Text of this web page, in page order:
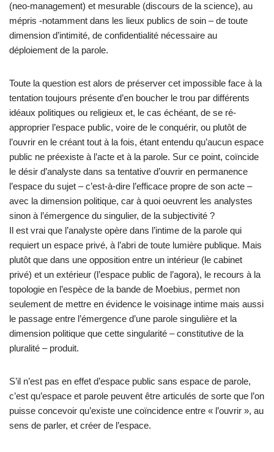
(neo-management) et mesurable (discours de la science), au
mépris -notamment dans les lieux publics de soin – de toute
dimension d’intimité, de confidentialité nécessaire au
déploiement de la parole.
Toute la question est alors de préserver cet impossible face à la
tentation toujours présente d’en boucher le trou par différents
idéaux politiques ou religieux et, le cas échéant, de se ré-
approprier l’espace public, voire de le conquérir, ou plutôt de
l’ouvrir en le créant tout à la fois, étant entendu qu’aucun espace
public ne préexiste à l’acte et à la parole. Sur ce point, coïncide
le désir d’analyste dans sa tentative d’ouvrir en permanence
l’espace du sujet – c’est-à-dire l’efficace propre de son acte –
avec la dimension politique, car à quoi oeuvrent les analystes
sinon à l’émergence du singulier, de la subjectivité ?
Il est vrai que l’analyste opère dans l’intime de la parole qui
requiert un espace privé, à l’abri de toute lumière publique. Mais
plutôt que dans une opposition entre un intérieur (le cabinet
privé) et un extérieur (l’espace public de l’agora), le recours à la
topologie en l’espèce de la bande de Moebius, permet non
seulement de mettre en évidence le voisinage intime mais aussi
le passage entre l’émergence d’une parole singulière et la
dimension politique que cette singularité – constitutive de la
pluralité – produit.
S’il n’est pas en effet d’espace public sans espace de parole,
c’est qu’espace et parole peuvent être articulés de sorte que l’on
puisse concevoir qu’existe une coïncidence entre « l’ouvrir », au
sens de parler, et créer de l’espace.